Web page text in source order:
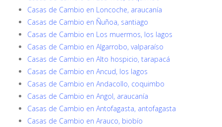
Casas de Cambio en Loncoche, araucanía
Casas de Cambio en Ñuñoa, santiago
Casas de Cambio en Los muermos, los lagos
Casas de Cambio en Algarrobo, valparaíso
Casas de Cambio en Alto hospicio, tarapacá
Casas de Cambio en Ancud, los lagos
Casas de Cambio en Andacollo, coquimbo
Casas de Cambio en Angol, araucanía
Casas de Cambio en Antofagasta, antofagasta
Casas de Cambio en Arauco, biobío